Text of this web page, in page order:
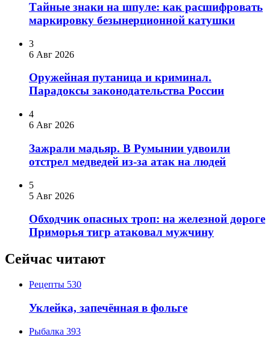
Тайные знаки на шпуле: как расшифровать
маркировку безынерционной катушки
3
6 Авг 2026
Оружейная путаница и криминал.
Парадоксы законодательства России
4
6 Авг 2026
Зажрали мадьяр. В Румынии удвоили
отстрел медведей из-за атак на людей
5
5 Авг 2026
Обходчик опасных троп: на железной дороге
Приморья тигр атаковал мужчину
Сейчас читают
Рецепты 530
Уклейка, запечённая в фольге
Рыбалка 393